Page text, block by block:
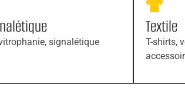
signalétique
Textile
T-shirts,